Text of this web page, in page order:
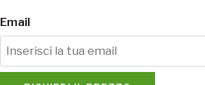
Email